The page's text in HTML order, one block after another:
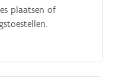
plaatsen of